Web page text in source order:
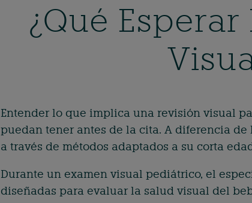
¿Qué
Entender lo que implica una revisión visual
puedan tener antes de la cita. A diferencia
a través de métodos adaptados a su corta
Durante un examen visual pediátrico, el
diseñadas para evaluar la salud visual del